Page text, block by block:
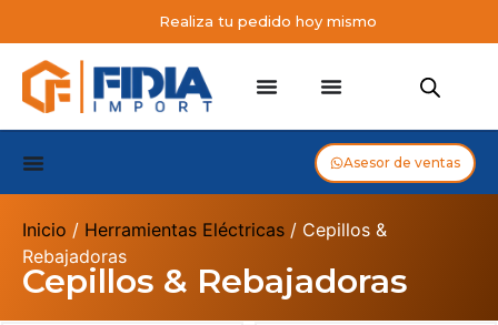
Realiza tu pedido hoy mismo
Asesor de ventas
Inicio / Herramientas Eléctricas / Cepillos &
Rebajadoras
Cepillos & Rebajadoras